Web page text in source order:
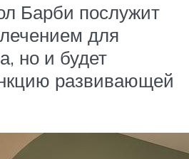
Барби послужит
для
но и будет
развивающей